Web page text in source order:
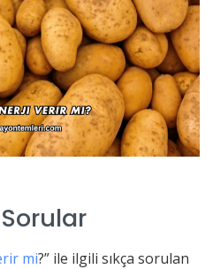
mi?” ile ilgili sıkça sorulan